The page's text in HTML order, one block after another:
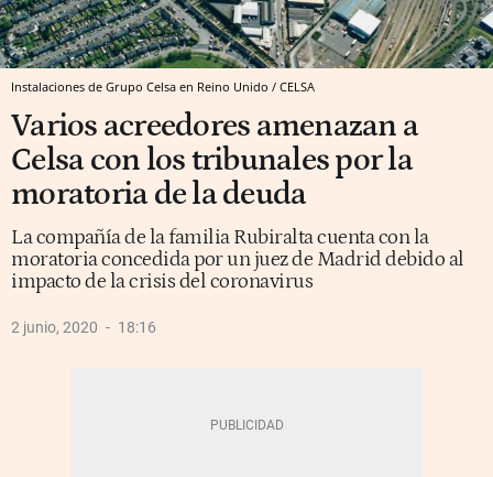
Instalaciones de Grupo Celsa en Reino Unido / CELSA
Varios acreedores amenazan a
Celsa con los tribunales por la
moratoria de la deuda
La compañía de la familia Rubiralta cuenta con la
moratoria concedida por un juez de Madrid debido al
impacto de la crisis del coronavirus
2 junio, 2020 18:16